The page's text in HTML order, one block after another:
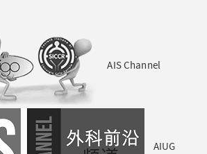
AIS Channel
AIUG